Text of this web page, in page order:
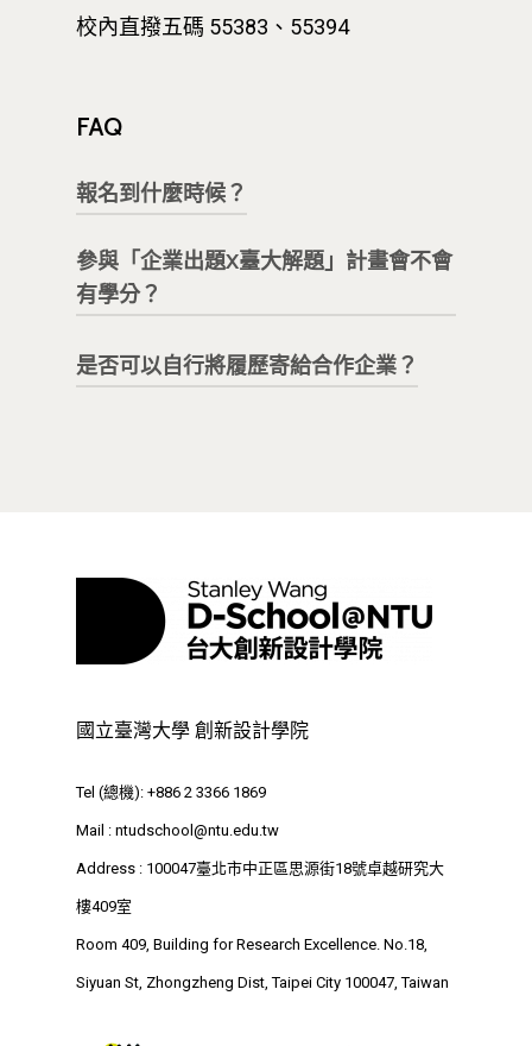
校內直撥五碼 55383、55394
FAQ
報名到什麼時候？
有團隊解題則該題目即關閉，後續若
有新單位出題參與，會再將訊息公
參與「企業出題X臺大解題」計畫會不會
有學分？
本計畫不以學分方式進行。主要目的
是否可以自行將履歷寄給合作企業？
理，請勿自行寄送履歷，以避免造成
作業上的困擾。
國立臺灣大學 創新設計學院
Tel (總機): +886 2 3366 1869
Mail : ntudschool@ntu.edu.tw
Address : 100047臺北市中正區思源街18號卓越研究大
樓409室
Room 409, Building for Research Excellence. No.18,
Siyuan St, Zhongzheng Dist, Taipei City 100047, Taiwan
Siyuan St, Zhongzheng